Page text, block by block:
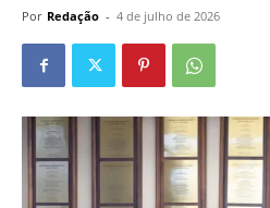
Por Redação - 4 de julho de 2026